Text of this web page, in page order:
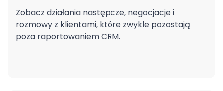
Zobacz działania następcze, negocjacje i
rozmowy z klientami, które zwykle pozostają
poza raportowaniem CRM.